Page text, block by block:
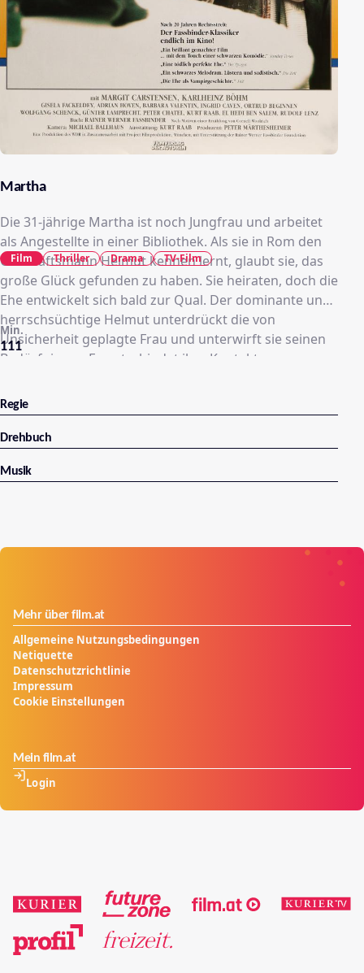
Martha
Die 31-jährige Martha ist noch Jungfrau und arbeitet
als Angestellte in einer Bibliothek. Als sie in Rom den
Geschäftsmann Helmut kennen lernt, glaubt sie, das
große Glück gefunden zu haben. Sie heiraten, doch die
Ehe entwickelt sich bald zur Qual. Der dominante und
herrschsüchtige Helmut unterdrückt die von
Unsicherheit geplagte Frau und unterwirft sie seinen
Bedürfnissen. Er unterbindet ihre Kontakte zur
Isolation. Als treue Gattin lässt Martha ihn gewähren.
Als sie nach einem Unfall an den Rollstuhl gefesselt ist,
ist sie Helmut schließlich völlig ausgeliefert...
111
Min.
Film Thriller Drama TV-Film
Regie
Drehbuch
Musik
Mehr über film.at
Allgemeine Nutzungsbedingungen
Netiquette
Datenschutzrichtlinie
Impressum
Cookie Einstellungen
Mein film.at
Login